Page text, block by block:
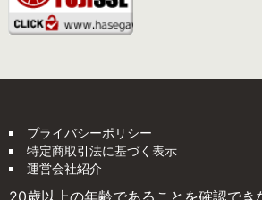
プライバシーポリシー
特定商取引法に基づく表示
運営会社紹介
20歳以上の年齢であることを確認でき